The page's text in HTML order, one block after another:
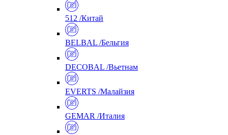
512 /Китай
BELBAL /Бельгия
DECOBAL /Вьетнам
EVERTS /Малайзия
GEMAR /Италия